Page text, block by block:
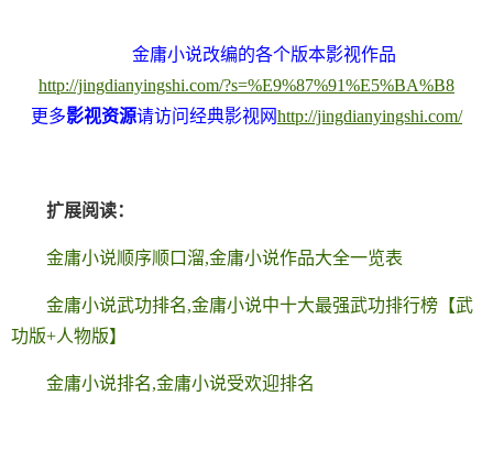
金庸小说改编的各个版本影视作品
http://jingdianyingshi.com/?s=%E9%87%91%E5%BA%B8
更多影视资源请访问经典影视网http://jingdianyingshi.com/
扩展阅读：
金庸小说顺序顺口溜,金庸小说作品大全一览表
金庸小说武功排名,金庸小说中十大最强武功排行榜【武
功版+人物版】
金庸小说排名,金庸小说受欢迎排名